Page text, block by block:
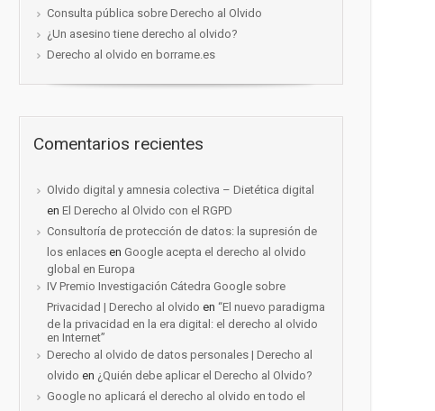
Consulta pública sobre Derecho al Olvido
¿Un asesino tiene derecho al olvido?
Derecho al olvido en borrame.es
Comentarios recientes
Olvido digital y amnesia colectiva – Dietética digital
en El Derecho al Olvido con el RGPD
Consultoría de protección de datos: la supresión de
los enlaces en Google acepta el derecho al olvido
global en Europa
IV Premio Investigación Cátedra Google sobre
Privacidad | Derecho al olvido en “El nuevo paradigma
de la privacidad en la era digital: el derecho al olvido
en Internet”
Derecho al olvido de datos personales | Derecho al
olvido en ¿Quién debe aplicar el Derecho al Olvido?
Google no aplicará el derecho al olvido en todo el